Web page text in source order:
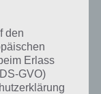
den
Erlass
GVO)